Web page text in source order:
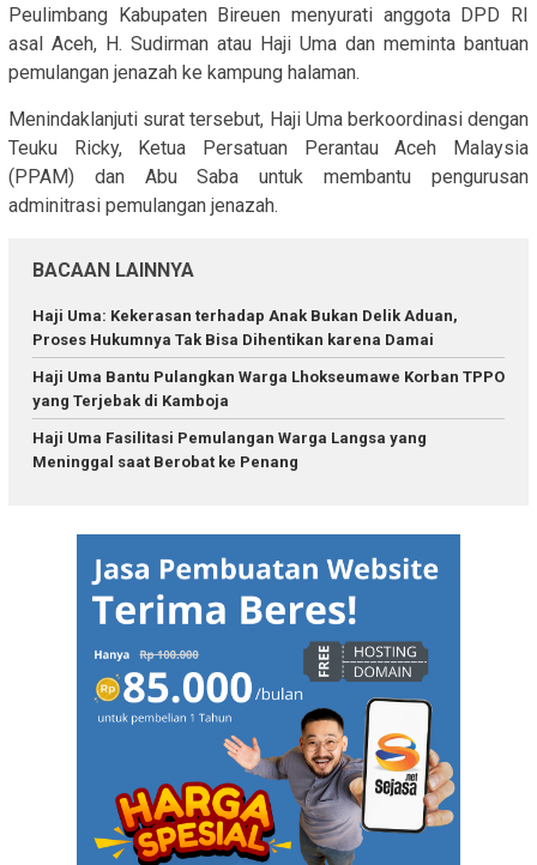
Peulimbang Kabupaten Bireuen menyurati anggota DPD RI
asal Aceh, H. Sudirman atau Haji Uma dan meminta bantuan
pemulangan jenazah ke kampung halaman.
Menindaklanjuti surat tersebut, Haji Uma berkoordinasi dengan
Teuku Ricky, Ketua Persatuan Perantau Aceh Malaysia
(PPAM) dan Abu Saba untuk membantu pengurusan
adminitrasi pemulangan jenazah.
BACAAN LAINNYA
Haji Uma: Kekerasan terhadap Anak Bukan Delik Aduan,
Proses Hukumnya Tak Bisa Dihentikan karena Damai
Haji Uma Bantu Pulangkan Warga Lhokseumawe Korban TPPO
yang Terjebak di Kamboja
Haji Uma Fasilitasi Pemulangan Warga Langsa yang
Meninggal saat Berobat ke Penang